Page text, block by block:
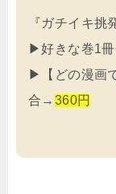
『ガチイキ挑
▶好きな巻1
▶【どの漫画
合→ 360円